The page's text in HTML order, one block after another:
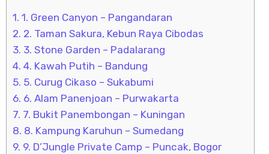
1. 1. Green Canyon – Pangandaran
2. 2. Taman Sakura, Kebun Raya Cibodas
3. 3. Stone Garden – Padalarang
4. 4. Kawah Putih – Bandung
5. 5. Curug Cikaso – Sukabumi
6. 6. Alam Panenjoan – Purwakarta
7. 7. Bukit Panembongan – Kuningan
8. 8. Kampung Karuhun – Sumedang
9. 9. D’Jungle Private Camp – Puncak, Bogor